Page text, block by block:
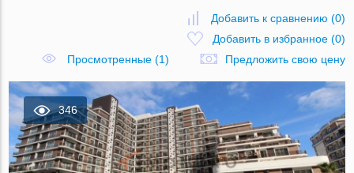
Добавить к сравнению (0)
Добавить в избранное(0)
Просмотренные (1)
Предложить свою цену
346